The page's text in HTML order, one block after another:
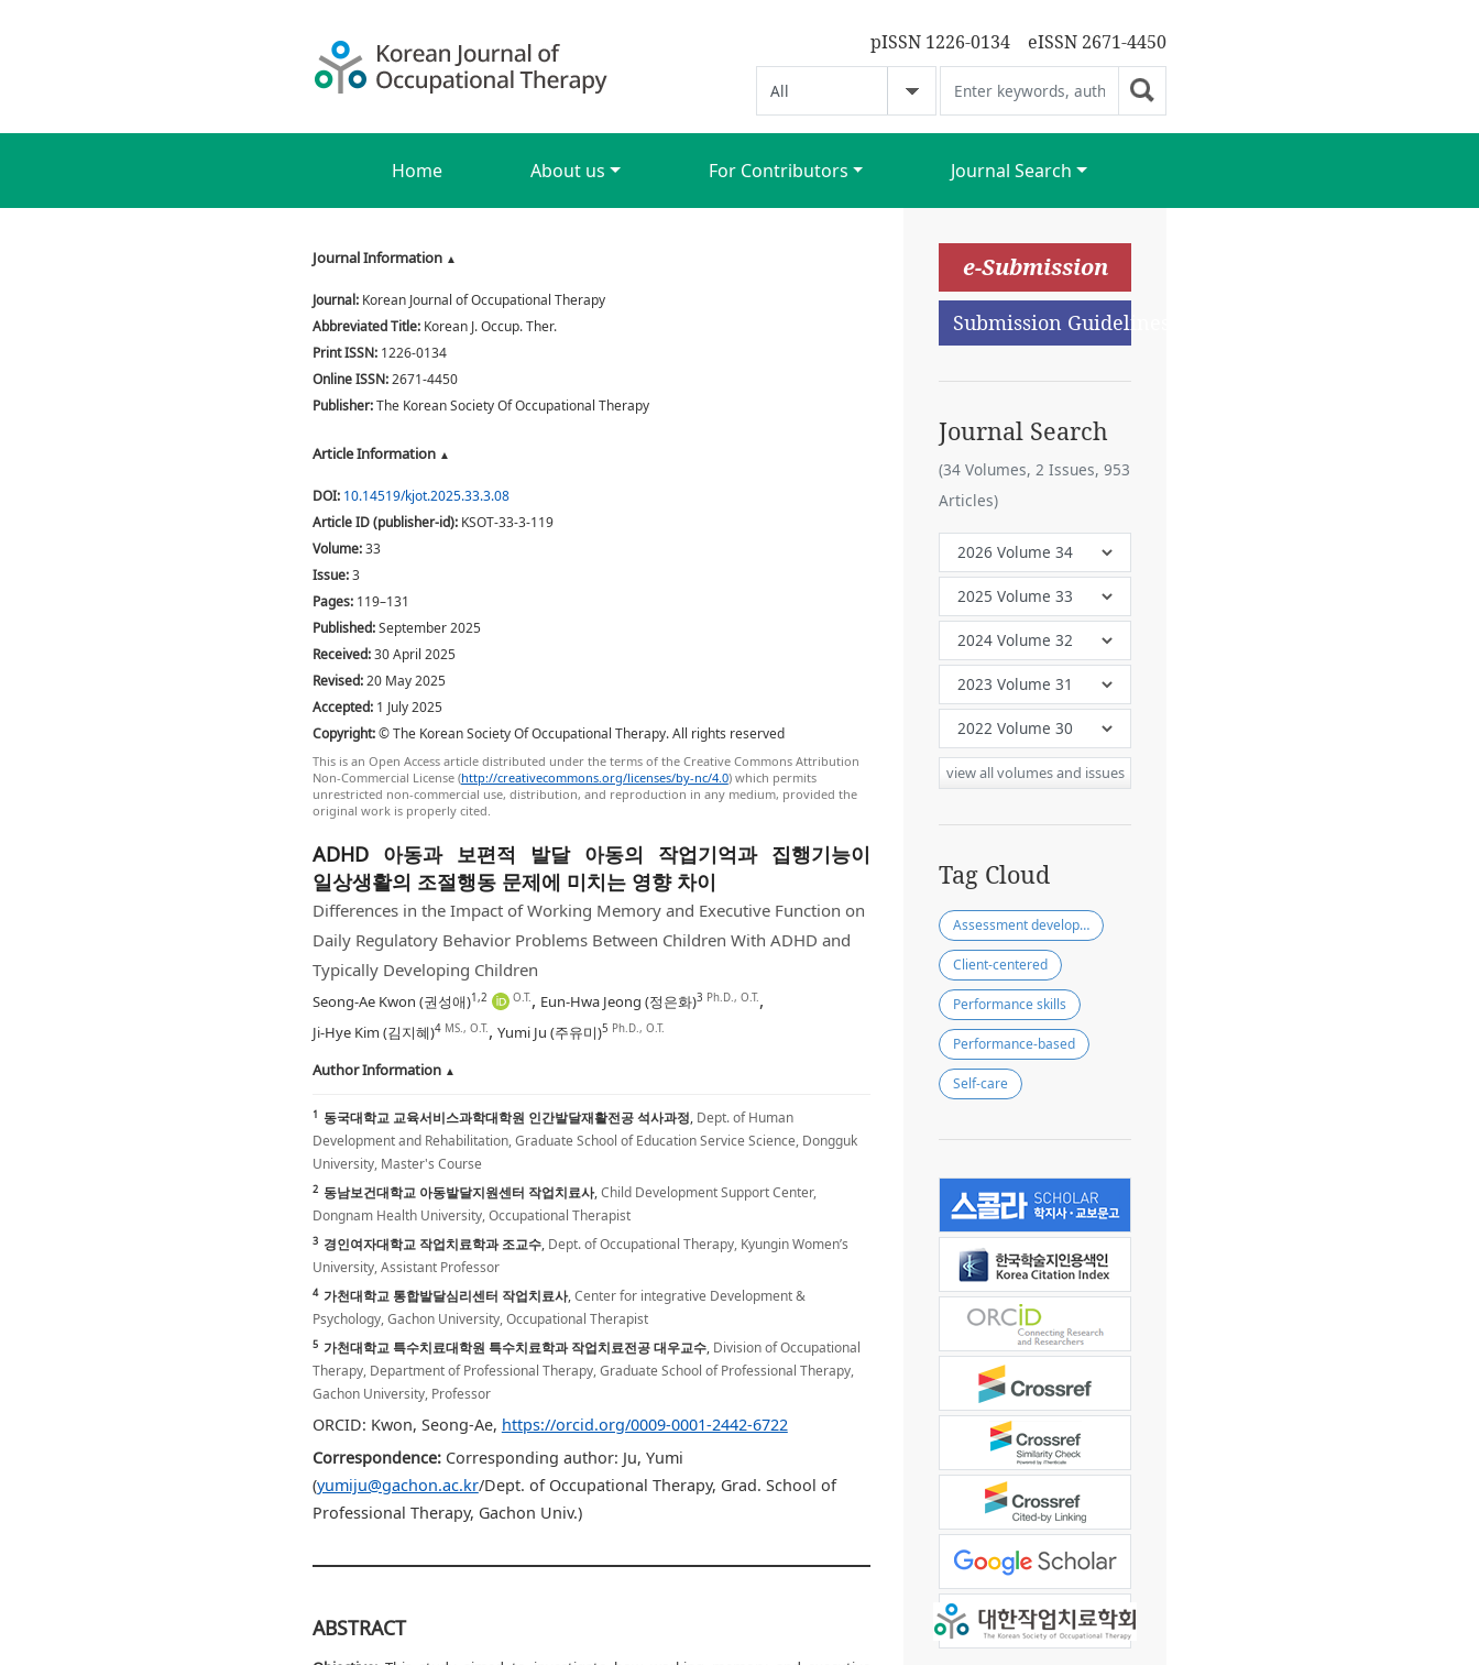
pISSN 1226-0134 eISSN 2671-4450
Home About us For Contributors Journal Search
Journal Information
Journal: Korean Journal of Occupational Therapy
Abbreviated Title: Korean J. Occup. Ther.
Print ISSN: 1226-0134
Online ISSN:2671-4450
Publisher:The Korean Society Of Occupational Therapy
Article Information
DOI: 10.14519/kjot.2025.33.3.08
Article ID (publisher-id): KSOT-33-3-119
Volume:33
Issue:3
Pages: 119–131
Published:September 2025
Received:30 April 2025
Revised:20 May 2025
Accepted: 1 July 2025
Copyright:© The Korean Society Of Occupational Therapy. All rights reserved
This is an Open Access article distributed under the terms of the Creative Commons Attribution
Non-Commercial License (http://creativecommons.org/licenses/by-nc/4.0) which permits
unrestricted non-commercial use, distribution, and reproduction in any medium, provided the
original work is properly cited.
ADHD 아동과 보편적 발달 아동의 작업기억과 집행기능이
일상생활의 조절행동 문제에 미치는 영향 차이
Differences in the Impact of Working Memory and Executive Function on
Daily Regulatory Behavior Problems Between Children With ADHD and
Typically Developing Children
Seong-Ae Kwon (권성애)1,2 O.T., Eun-Hwa Jeong (정은화)3 Ph.D., O.T.,
Ji-Hye Kim (김지혜)4 MS., O.T., Yumi Ju (주유미)5 Ph.D., O.T.
Author Information
1 동국대학교 교육서비스과학대학원 인간발달재활전공 석사과정, Dept. of Human
Development and Rehabilitation, Graduate School of Education Service Science, Dongguk
University, Master's Course
2 동남보건대학교 아동발달지원센터 작업치료사,Child Development Support Center,
Dongnam Health University, Occupational Therapist
3 경인여자대학교 작업치료학과 조교수, Dept. of Occupational Therapy, Kyungin Women’s
University, Assistant Professor
4 가천대학교 통합발달심리센터 작업치료사,Center for integrative Development &
Psychology, Gachon University, Occupational Therapist
5 가천대학교 특수치료대학원 특수치료학과 작업치료전공 대우교수, Division of Occupational
Therapy, Department of Professional Therapy, Graduate School of Professional Therapy,
Gachon University, Professor
ORCID: Kwon, Seong-Ae, https://orcid.org/0009-0001-2442-6722
Correspondence: Corresponding author: Ju, Yumi
(yumiju@gachon.ac.kr/Dept. of Occupational Therapy, Grad. School of
Professional Therapy, Gachon Univ.)
ABSTRACT
e-Submission
Submission Guidelines
Journal Search
(34 Volumes, 2 Issues, 953
Articles)
view all volumes and issues
Tag Cloud
Assessment development
Client-centered
Performance skills
Performance-based
Self-care